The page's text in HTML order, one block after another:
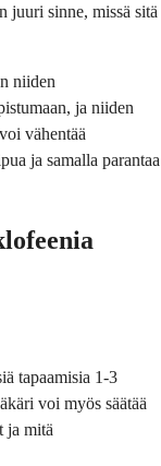
juuri sinne, missä sitä
niiden
ja niiden
vähentää
ja samalla parantaa
tapaamisia 1-3
voi myös säätää
ja mitä